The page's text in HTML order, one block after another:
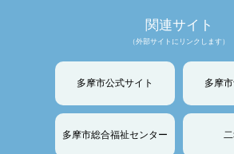
関連サイト
（外部サイトにリンクします）
多摩市公式サイト 多摩
多摩市総合福祉センター